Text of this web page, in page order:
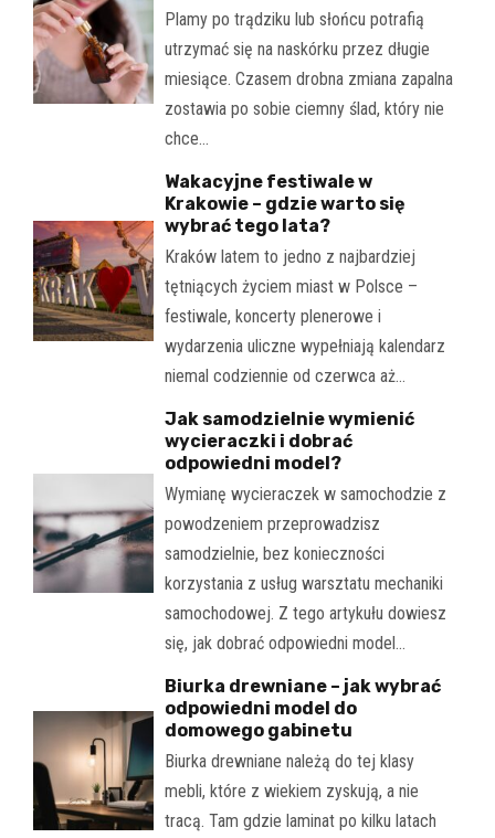
Plamy po trądziku lub słońcu potrafią
utrzymać się na naskórku przez długie
miesiące. Czasem drobna zmiana zapalna
zostawia po sobie ciemny ślad, który nie
chce…
Wakacyjne festiwale w
Krakowie – gdzie warto się
wybrać tego lata?
Kraków latem to jedno z najbardziej
tętniących życiem miast w Polsce –
festiwale, koncerty plenerowe i
wydarzenia uliczne wypełniają kalendarz
niemal codziennie od czerwca aż…
Jak samodzielnie wymienić
wycieraczki i dobrać
odpowiedni model?
Wymianę wycieraczek w samochodzie z
powodzeniem przeprowadzisz
samodzielnie, bez konieczności
korzystania z usług warsztatu mechaniki
samochodowej. Z tego artykułu dowiesz
się, jak dobrać odpowiedni model…
Biurka drewniane – jak wybrać
odpowiedni model do
domowego gabinetu
Biurka drewniane należą do tej klasy
mebli, które z wiekiem zyskują, a nie
tracą. Tam gdzie laminat po kilku latach